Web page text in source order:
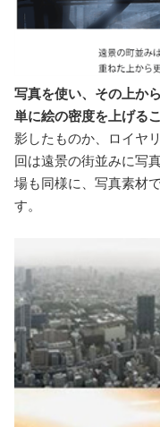
写真を使い、その上か
単に絵の密度を上げる
影したものか、ロイヤ
回は遠景の街並みに写
場も同様に、写真素材
す。